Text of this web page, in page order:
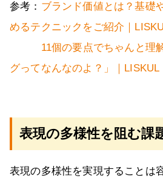
参考： ブランド価値とは？基礎
めるテクニックをご紹介｜
11個の要点でちゃんと理
グってなんなのよ？」｜LISKUL
表現の多様性を阻む課
表現の多様性を実現することは